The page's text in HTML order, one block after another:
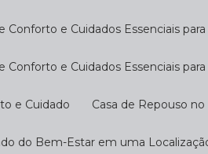
Conforto e Cuidados Essenciais
Conforto e Cuidados Essenciais
e Cuidado Casa de Repouso
do Bem-Estar em uma